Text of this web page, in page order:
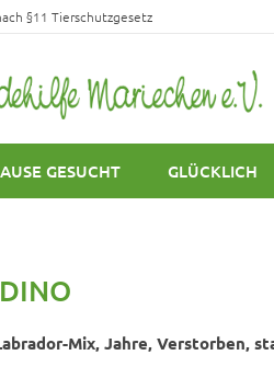
§11 Tierschutzgesetz
GESUCHT GLÜCKLICH
Mix, Jahre, Verstorben,